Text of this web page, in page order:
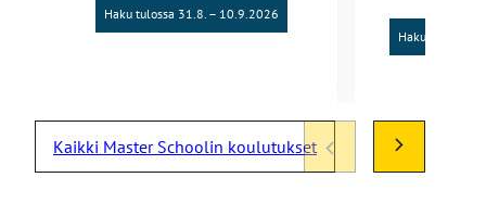
Kaikki Master Schoolin koulutukset
Haku tulossa 31.8. – 10.9.2026
Haku tulossa